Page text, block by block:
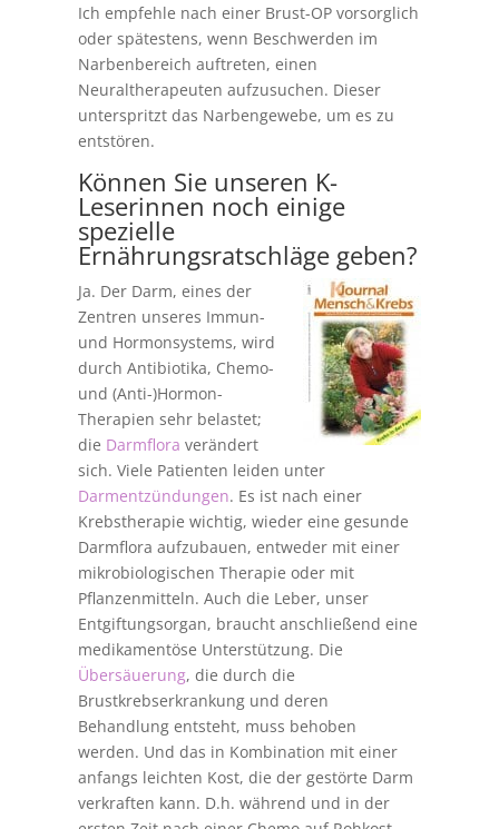
Ich empfehle nach einer Brust-OP vorsorglich
oder spätestens, wenn Beschwerden im
Narbenbereich auftreten, einen
Neuraltherapeuten aufzusuchen. Dieser
unterspritzt das Narbengewebe, um es zu
entstören.
Können Sie unseren K-
Leserinnen noch einige
spezielle
Ernährungsratschläge geben?
Ja. Der Darm, eines der
Zentren unseres Immun-
und Hormonsystems, wird
durch Antibiotika, Chemo-
und (Anti-)Hormon-
Therapien sehr belastet;
die Darmflora verändert
sich. Viele Patienten leiden unter
Darmentzündungen. Es ist nach einer
Krebstherapie wichtig, wieder eine gesunde
Darmflora aufzubauen, entweder mit einer
mikrobiologischen Therapie oder mit
Pflanzenmitteln. Auch die Leber, unser
Entgiftungsorgan, braucht anschließend eine
medikamentöse Unterstützung. Die
Übersäuerung, die durch die
Brustkrebserkrankung und deren
Behandlung entsteht, muss behoben
werden. Und das in Kombination mit einer
anfangs leichten Kost, die der gestörte Darm
verkraften kann. D.h. während und in der